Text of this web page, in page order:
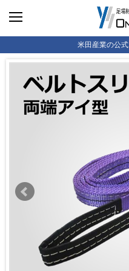
米田産業の公